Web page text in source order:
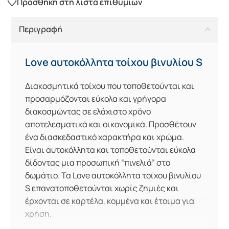
Περιγραφή
Love αυτοκόλλητα τοίχου βινυλίου S
Διακοσμητικά τοίχου που τοποθετούνται και
προσαρμόζονται εύκολα και γρήγορα
διακοσμώντας σε ελάχιστο χρόνο
αποτελεσματικά και οικονομικά. Προσθέτουν
ένα διασκεδαστικό χαρακτήρα και χρώμα.
Είναι αυτοκόλλητα και τοποθετούνται εύκολα
δίδοντας μια προσωπική “πινελιά” στο
δωμάτιο. Τα Love αυτοκόλλητα τοίχου βινυλίου
S επανατοποθετούνται χωρίς ζημιές και
έρχονται σε καρτέλα, κομμένα και έτοιμα για
χρήση.